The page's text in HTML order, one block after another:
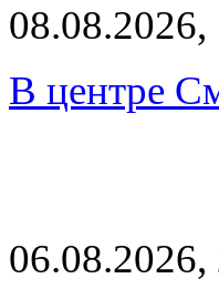
08.08.2026,
В центре
06.08.2026,